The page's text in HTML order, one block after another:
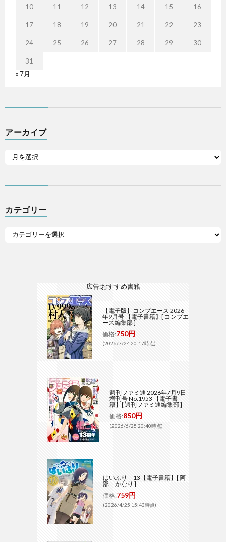
10 11 12 13 14 15 16
17 18 19 20 21 22 23
24 25 26 27 28 29 30
31
« 7月
アーカイブ
カテゴリー
広告:おすすめ書籍
【電子版】コンプエース 2026
年9月号 【電子書籍】[ コンプエ
ース編集部 ]
価格:750円
(2026/7/24 20:17時点)
週刊ファミ通 2026年7月9日
増刊号 No.1953 【電子書
籍】[ 週刊ファミ通編集部 ]
価格:850円
(2026/6/25 20:40時点)
はいふり 13【電子書籍】[ 阿
部 かなり ]
価格:759円
(2026/4/25 15:43時点)